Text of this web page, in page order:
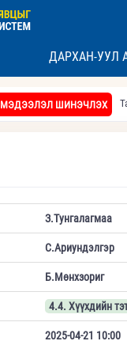
ДАРХАН-УУЛ
МЭДЭЭЛЭЛ ШИНЭЧЛЭХ
З.Тунгалагмаа
С.Ариундэлгэр
Б.Мөнхзориг
4.4. Хүүхдийн
2025-04-21 10:00